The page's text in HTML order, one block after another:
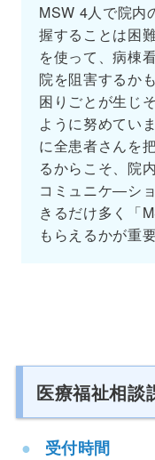
MSW 4人で院内
握することは困
を使って、病棟
院を阻害するか
困りごとが生じ
ように努めてい
に全患者さんを
るからこそ、院
コミュニケ―シ
きるだけ多く「
もらえるかが重
医療福祉相
受付時間